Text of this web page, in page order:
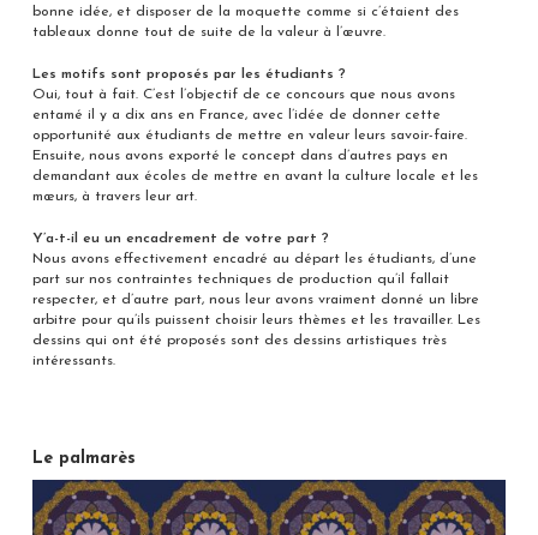
bonne idée, et disposer de la moquette comme si c’étaient des
tableaux donne tout de suite de la valeur à l’œuvre.
Les motifs sont proposés par les étudiants ?
Oui, tout à fait. C’est l’objectif de ce concours que nous avons
entamé il y a dix ans en France, avec l’idée de donner cette
opportunité aux étudiants de mettre en valeur leurs savoir-faire.
Ensuite, nous avons exporté le concept dans d’autres pays en
demandant aux écoles de mettre en avant la culture locale et les
mœurs, à travers leur art.
Y’a-t-il eu un encadrement de votre part ?
Nous avons effectivement encadré au départ les étudiants, d’une
part sur nos contraintes techniques de production qu’il fallait
respecter, et d’autre part, nous leur avons vraiment donné un libre
arbitre pour qu’ils puissent choisir leurs thèmes et les travailler. Les
dessins qui ont été proposés sont des dessins artistiques très
intéressants.
Le palmarès